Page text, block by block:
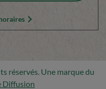
réservés. Une marque du
Diffusion